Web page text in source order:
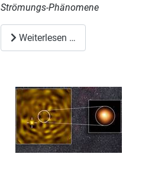
Strömungs-Phänomene
Weiterlesen …